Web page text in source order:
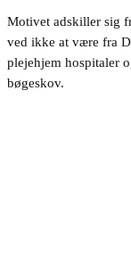
Motivet adskiller sig
ved ikke at være fra
plejehjem hospitaler
bøgeskov.